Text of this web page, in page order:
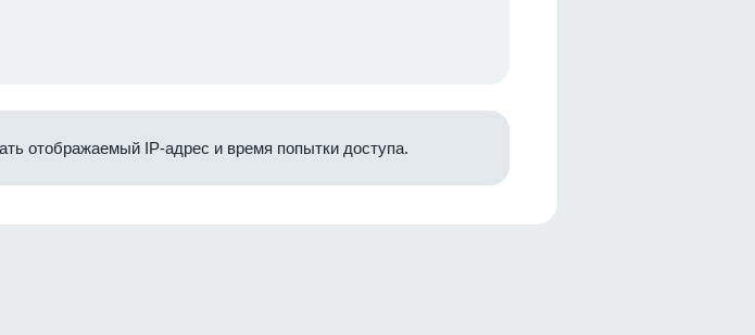
отображаемый IP-адрес и время попытки доступа.